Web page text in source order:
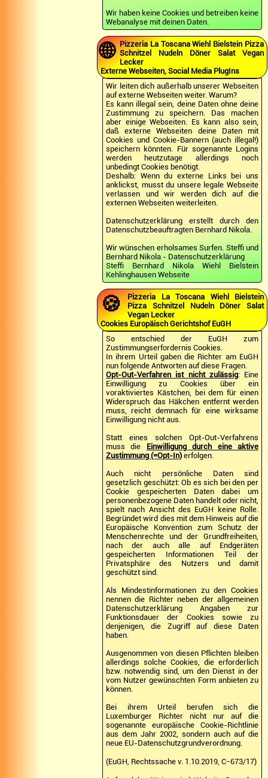
Wir haben keine Cookies und betreiben keine
Webanalyse mit deinen Daten.
🌐
Pizzeria La Toscana Wiehl Bielstein Pizza
Schnitzel Nudeln Döner Salat Vegan
Lecker
Externe Webseiten, Social Media PlugIns
Wir leiten dich außerhalb unserer Webseiten
auf externe Webseiten weiter. Warum?
Es kann illegal sein, deine Daten ohne deine
Zustimmung zu speichern. Das machen
aber einige Webseiten. Es kann also sein,
daß externe Webseiten deine Daten mit
Cookies und Cookie-Bannern (auch illegal!)
speichern könnten. Für sogenannte Logins
werden heutzutage allerdings noch
unbedingt Cookies benötigt.
Deshalb: Wenn du externe Links bei uns
anklickst, musst du unsere legale Webseite
verlassen und wir werden dich auf die
externen Webseiten weiterleiten.
Datenschutzerklärung erstellt durch den
Datenschutzbeauftragten Bernhard Nikola.
Wir wünschen erholsames Surfen. Steffi und
Bernhard Nikola - Datenschutzerklärung
Steffi Bernhard Nikola Wiehl Bielstein
Kehlinghausen Webseite
🍪
Pizzeria La Toscana Wiehl Bielstein
Pizza Schnitzel Nudeln Döner Salat
Vegan Lecker
Cookies Europäisch Gerichtshof EuGH
So entschied der EuGH zum
Zustimmungserfordernis Cookies.
In ihrem Urteil gaben die Richter am EuGH
nun folgende Antworten auf diese Fragen.
Opt-Out-Verfahren ist nicht zulässig: Eine
Einwilligung zu Cookies über ein
voraktiviertes Kästchen, bei dem für einen
Widerspruch das Häkchen entfernt werden
muss, reicht demnach für eine wirksame
Einwilligung nicht aus.
Statt eines solchen Opt-Out-Verfahrens
muss die Einwilligung durch eine aktive
Zustimmung (=Opt-In) erfolgen.
Auch nicht persönliche Daten sind
gesetzlich geschützt: Ob es sich bei den per
Cookie gespeicherten Daten dabei um
personenbezogene Daten handelt oder nicht,
spielt nach Ansicht des EuGH keine Rolle.
Begründet wird dies mit dem Hinweis auf die
Europäische Konvention zum Schutz der
Menschenrechte und der Grundfreiheiten,
nach der auch alle auf Endgeräten
gespeicherten Informationen Teil der
Privatsphäre des Nutzers und damit
geschützt sind.
Als Mindestinformationen zu den Cookies
nennen die Richter neben der allgemeinen
Datenschutzerklärung Angaben zur
Funktionsdauer der Cookies sowie zu
denjenigen, die Zugriff auf diese Daten
haben.
Ausgenommen von diesen Pflichten bleiben
allerdings solche Cookies, die erforderlich
bzw. notwendig sind, um den Dienst in der
vom Nutzer gewünschten Form anbieten zu
können.
Bei ihrem Urteil berufen sich die
Luxemburger Richter nicht nur auf die
sogenannte europäische Cookie-Richtlinie
aus dem Jahr 2002, sondern auch auf die
neue EU-Datenschutzgrundverordnung.
(EuGH, Rechtssache v. 1.10.2019, C‑673/17)